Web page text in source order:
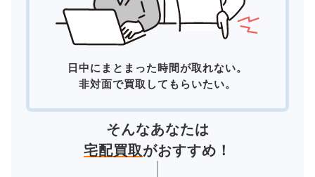
日中にまとまった時間が取れない。
非対面で買取してもらいたい。
そんなあなたは
宅配買取がおすすめ！